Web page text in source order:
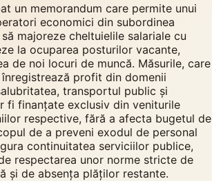
un memorandum care permite unui
economici din subordinea
majoreze cheltuielile salariale cu
la ocuparea posturilor vacante,
de noi locuri de muncă. Măsurile, care
profit din domenii
transportul public și
fi finanțate exclusiv din veniturile
respective, fără a afecta bugetul de
de a preveni exodul de personal
continuitatea serviciilor publice,
respectarea unor norme stricte de
și de absența plăților restante.